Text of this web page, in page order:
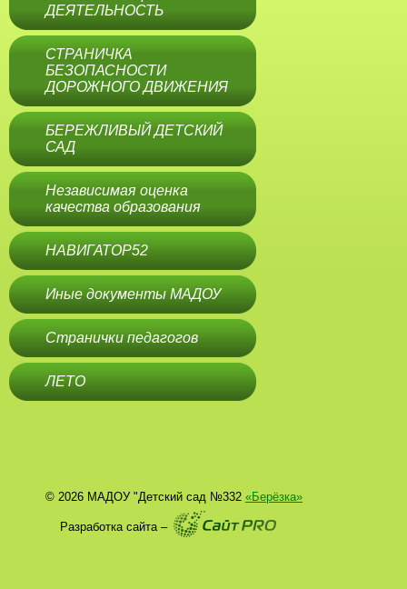
ДЕЯТЕЛЬНОСТЬ
СТРАНИЧКА
БЕЗОПАСНОСТИ
ДОРОЖНОГО ДВИЖЕНИЯ
БЕРЕЖЛИВЫЙ ДЕТСКИЙ
САД
Независимая оценка
качества образования
НАВИГАТОР52
Иные документы МАДОУ
Странички педагогов
ЛЕТО
© 2026 МАДОУ "Детский сад №332 «Берёзка»
Разработка сайта –